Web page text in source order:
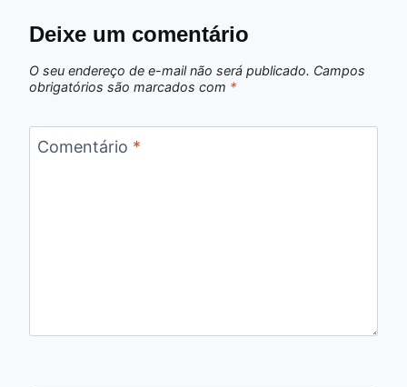
Deixe um comentário
O seu endereço de e-mail não será publicado. Campos
obrigatórios são marcados com *
Comentário *